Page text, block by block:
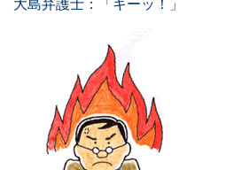
大島弁護士：「キーッ！」